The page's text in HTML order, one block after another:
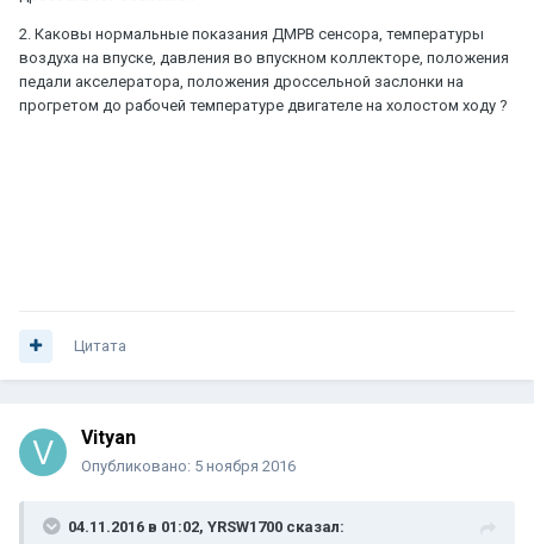
2. Каковы нормальные показания ДМРВ сенсора, температуры
воздуха на впуске, давления во впускном коллекторе, положения
педали акселератора, положения дроссельной заслонки на
прогретом до рабочей температуре двигателе на холостом ходу ?
Цитата
Vityan
Опубликовано: 5 ноября 2016
04.11.2016 в 01:02, YRSW1700 сказал: